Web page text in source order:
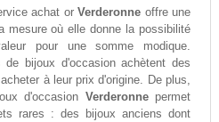
achat orVerderonne offre une
mesure où elle donne la possibilité
pour une somme modique.
de bijoux d'occasion achètent des
à leur prix d'origine. De plus,
d'occasion Verderonnepermet
rares : des bijoux anciens dont